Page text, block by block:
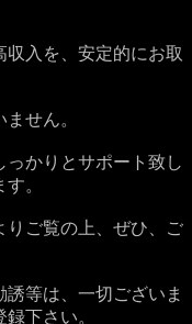
入を、安定的にお取
せん。
かりとサポート致し
。
ご覧の上、ぜひ、ご
等は、一切ございま
下さい。